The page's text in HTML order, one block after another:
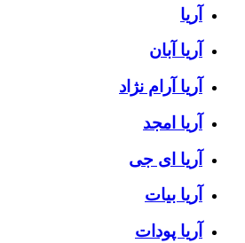
آریا
آریا آبان
آریا آرام نژاد
آریا امجد
آریا ای جی
آریا بیات
آریا پودات